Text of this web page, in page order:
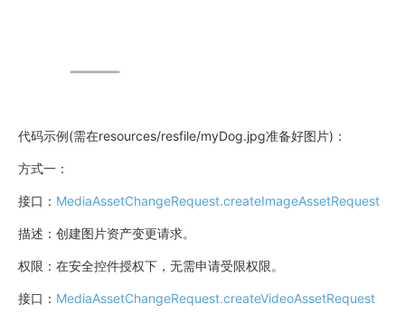
代码示例(需在resources/resfile/myDog.jpg准备好图片)：
方式一：
接口： MediaAssetChangeRequest.createImageAssetRequest
描述：创建图片资产变更请求。
权限：在安全控件授权下，无需申请受限权限。
接口： MediaAssetChangeRequest.createVideoAssetRequest